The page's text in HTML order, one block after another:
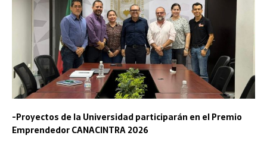
-Proyectos de la Universidad participarán en el Premio
Emprendedor CANACINTRA 2026